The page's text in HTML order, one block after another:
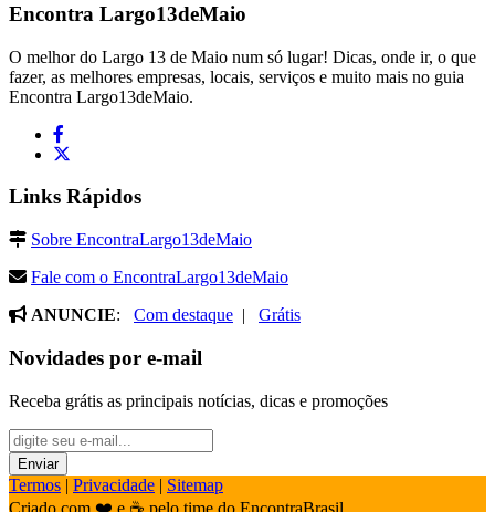
Encontra Largo13deMaio
O melhor do Largo 13 de Maio num só lugar! Dicas, onde ir, o que
fazer, as melhores empresas, locais, serviços e muito mais no guia
Encontra Largo13deMaio.
Links Rápidos
Sobre EncontraLargo13deMaio
Fale com o EncontraLargo13deMaio
ANUNCIE: Com destaque | Grátis
Novidades por e-mail
Receba grátis as principais notícias, dicas e promoções
Termos | Privacidade | Sitemap
Criado com ❤️ e ☕ pelo time do EncontraBrasil